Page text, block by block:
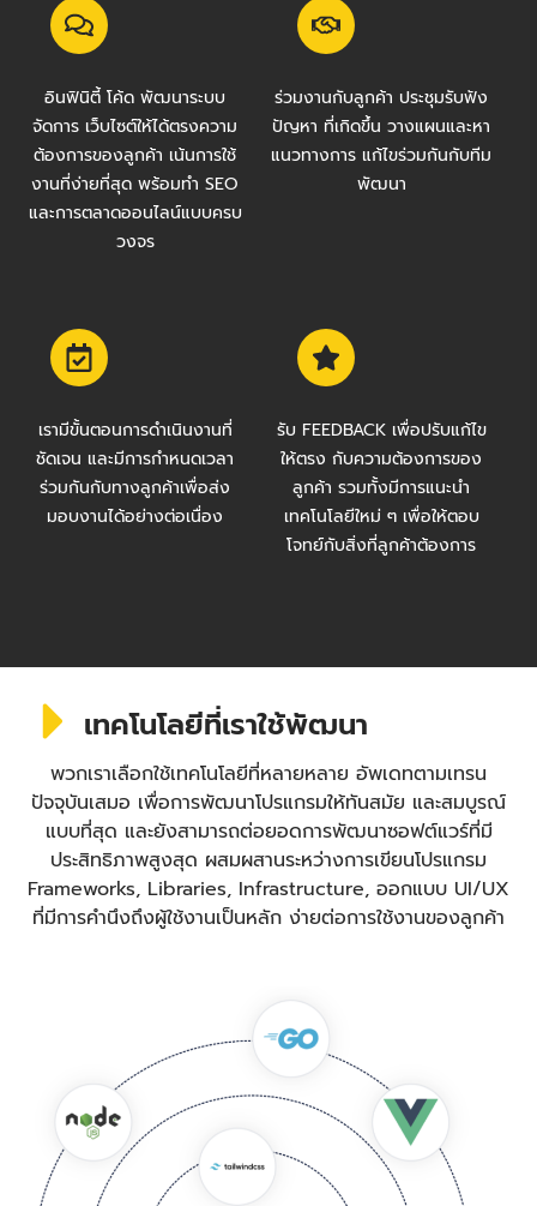
อินฟินิตี้ โค้ด พัฒนาระบบ
จัดการ เว็บไซต์ให้ได้ตรงความ
ต้องการของลูกค้า เน้นการใช้
งานที่ง่ายที่สุด พร้อมทำ SEO
และการตลาดออนไลน์แบบครบ
วงจร
ร่วมงานกับลูกค้า ประชุมรับฟัง
ปัญหา ที่เกิดขึ้น วางแผนและหา
แนวทางการ แก้ไขร่วมกันกับทีม
พัฒนา
เรามีขั้นตอนการดำเนินงานที่
ชัดเจน และมีการกำหนดเวลา
ร่วมกันกับทางลูกค้าเพื่อส่ง
มอบงานได้อย่างต่อเนื่อง
รับ FEEDBACK เพื่อปรับแก้ไข
ให้ตรง กับความต้องการของ
ลูกค้า รวมทั้งมีการแนะนำ
เทคโนโลยีใหม่ ๆ เพื่อให้ตอบ
โจทย์กับสิ่งที่ลูกค้าต้องการ
เทคโนโลยีที่เราใช้พัฒนา
พวกเราเลือกใช้เทคโนโลยีที่หลายหลาย อัพเดทตามเทรน
ปัจจุบันเสมอ เพื่อการพัฒนาโปรแกรมให้ทันสมัย และสมบูรณ์
แบบที่สุด และยังสามารถต่อยอดการพัฒนาซอฟต์แวร์ที่มี
ประสิทธิภาพสูงสุด ผสมผสานระหว่างการเขียนโปรแกรม
Frameworks, Libraries, Infrastructure, ออกแบบ UI/UX
ที่มีการคำนึงถึงผู้ใช้งานเป็นหลัก ง่ายต่อการใช้งานของลูกค้า